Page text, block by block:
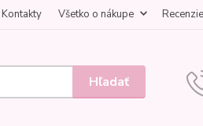
Kontakty Všetko o nákupe Recenzie
Hľadať